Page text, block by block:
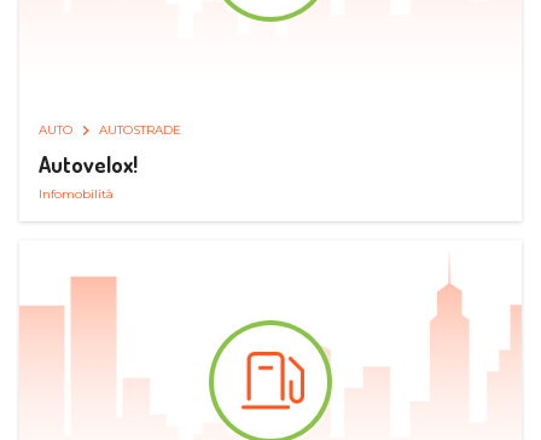
AUTO AUTOSTRADE
Autovelox!
Infomobilità